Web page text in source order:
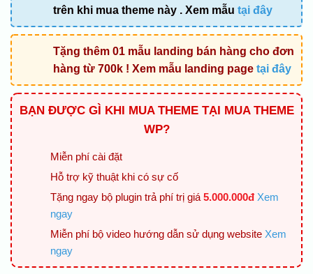
1.800.000 ₫.
là:
800.000
trên khi mua theme này . Xem mẫu tại đây
Tặng thêm 01 mẫu landing bán hàng cho đơn
hàng từ 700k ! Xem mẫu landing page tại đây
BẠN ĐƯỢC GÌ KHI MUA THEME TẠI MUA THEME
WP?
Miễn phí cài đặt
Hỗ trợ kỹ thuật khi có sự cố
Tặng ngay bộ plugin trả phí trị giá 5.000.000đ Xem
ngay
Miễn phí bộ video hướng dẫn sử dụng website Xem
ngay